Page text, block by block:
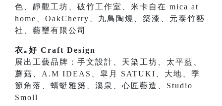
色、靜觀工坊、破竹工作室、米卡自在 mica at
home、OakCherry、九鳥陶燒、築漆、元泰竹藝
社、藝璽有限公司
衣｡好 Craft Design
展出工藝品牌：手文設計、天染工坊、太平藍、
蘑菇、A.M IDEAS、皐月 SATUKI、大地、季
節角落、蜻蜓雅築、溪泉、心匠藝造、Studio
Smoll